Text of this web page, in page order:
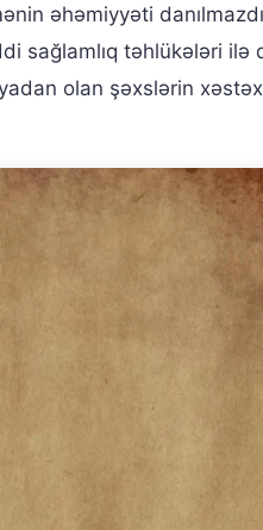
əhəmiyyəti
sağlamlıq təhlükələri ilə
olan şəxslərin